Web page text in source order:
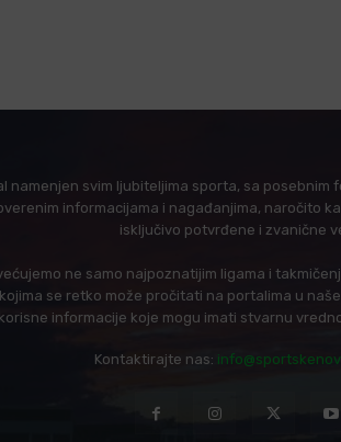
namenjen svim ljubiteljima sporta, sa posebnim
informacijama i nagađanjima, naročito
isključivo potvrđene i zvanične
ne samo najpoznatijim ligama i
se retko može pročitati na portalima u
informacije koje mogu imati stvarnu
Kontaktirajte nas: